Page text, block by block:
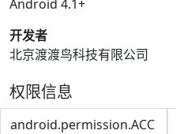
Android 4.1+
开发者
北京渡渡鸟科技有限公司
权限信息
android.permission.ACC